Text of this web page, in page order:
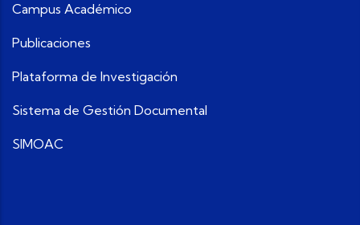
Campus Académico
Publicaciones
Plataforma de Investigación
Sistema de Gestión Documental
SIMOAC